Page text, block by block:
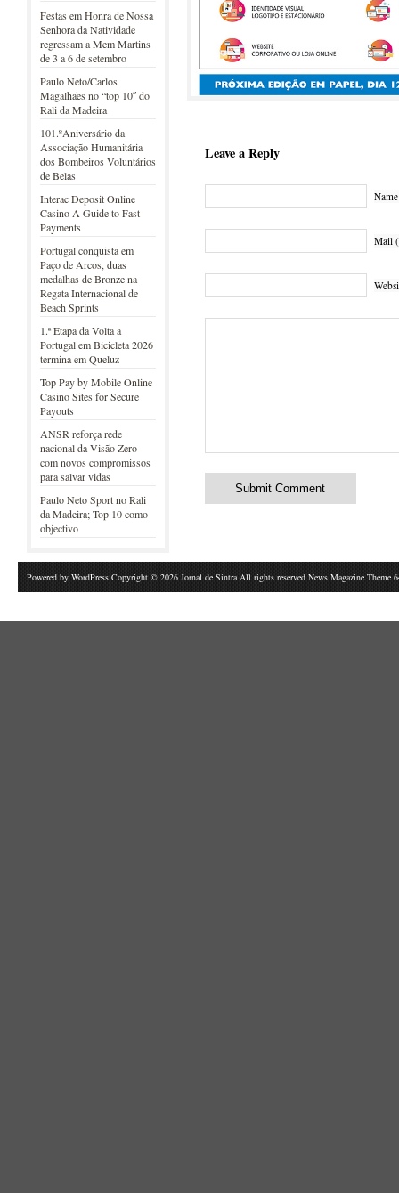
Festas em Honra de Nossa
Senhora da Natividade
regressam a Mem Martins
de 3 a 6 de setembro
Paulo Neto/Carlos
Magalhães no “top 10″ do
Rali da Madeira
101.ºAniversário da
Associação Humanitária
dos Bombeiros Voluntários
de Belas
Interac Deposit Online
Casino A Guide to Fast
Payments
Portugal conquista em
Paço de Arcos, duas
medalhas de Bronze na
Regata Internacional de
Beach Sprints
1.ª Etapa da Volta a
Portugal em Bicicleta 2026
termina em Queluz
Top Pay by Mobile Online
Casino Sites for Secure
Payouts
ANSR reforça rede
nacional da Visão Zero
com novos compromissos
para salvar vidas
Paulo Neto Sport no Rali
da Madeira; Top 10 como
objectivo
Leave a Reply
Mail
Powered by WordPress Copyright © 2026 Jornal de Sintra All rights reserved News Magazine Theme